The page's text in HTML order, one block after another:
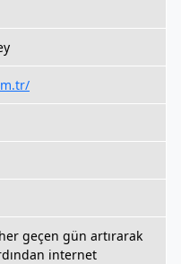
geçen gün artırarak
internet